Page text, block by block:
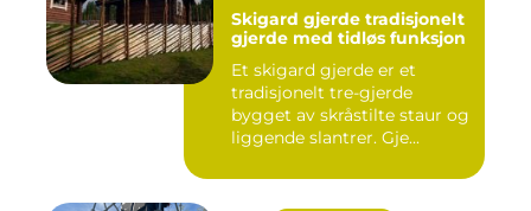
Skigard gjerde tradisjonelt
gjerde med tidløs funksjon
Et skigard gjerde er et
tradisjonelt tre-gjerde
bygget av skråstilte staur og
liggende slantrer. Gje...